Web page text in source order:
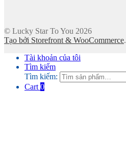
© Lucky Star To You 2026
Tạo bởi Storefront & WooCommerce.
Tài khoản của tôi
Tìm kiếm
Tìm kiếm:
Cart 0